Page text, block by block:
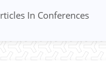
In Conferences